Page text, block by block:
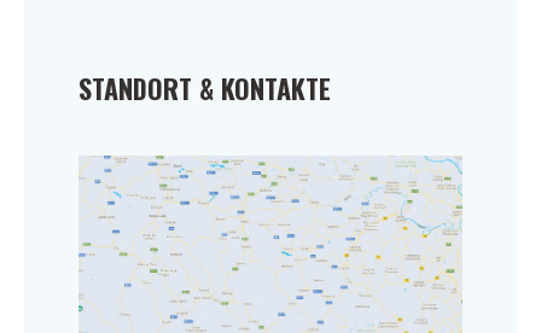
STANDORT & KONTAKTE